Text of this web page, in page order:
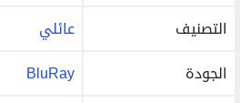
التصنيف
عائلي
الجودة
BluRay